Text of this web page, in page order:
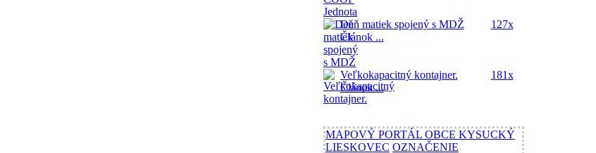
Deň matiek spojený s MDŽ
Článok ...
127x
Veľkokapacitný kontajner.
Článok ...
181x
MAPOVÝ PORTÁL OBCE KYSUCKÝ
LIESKOVEC OZNAČENIE